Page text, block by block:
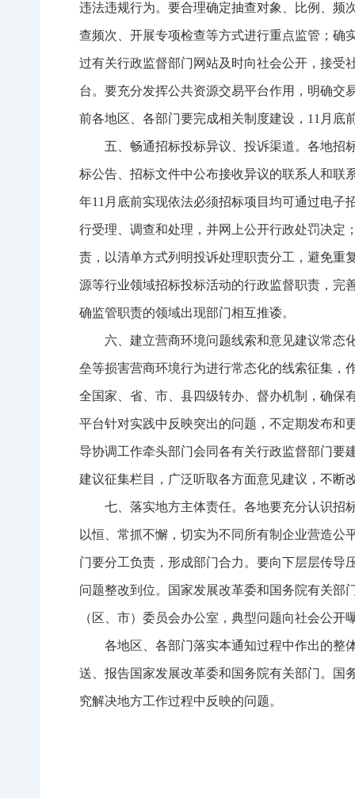
违法违规行为。要合理确定抽查对象、比例、频
查频次、开展专项检查等方式进行重点监管；确
过有关行政监督部门网站及时向社会公开，接受
台。要充分发挥公共资源交易平台作用，明确交
前各地区、各部门要完成相关制度建设，11月底
五、畅通招标投标异议、投诉渠道。各地招
标公告、招标文件中公布接收异议的联系人和联
年11月底前实现依法必须招标项目均可通过电
行受理、调查和处理，并网上公开行政处罚决定
责，以清单方式列明投诉处理职责分工，避免重
源等行业领域招标投标活动的行政监督职责，完
确监管职责的领域出现部门相互推诿。
六、建立营商环境问题线索和意见建议常态
垒等损害营商环境行为进行常态化的线索征集，
全国家、省、市、县四级转办、督办机制，确保
平台针对实践中反映突出的问题，不定期发布和
导协调工作牵头部门会同各有关行政监督部门要
建议征集栏目，广泛听取各方面意见建议，不断
七、落实地方主体责任。各地要充分认识招
以恒、常抓不懈，切实为不同所有制企业营造
门要分工负责，形成部门合力。要向下层层传导
问题整改到位。国家发展改革委和国务院有关部
（区、市）委员会办公室，典型问题向社会公
各地区、各部门落实本通知过程中作出的整
送、报告国家发展改革委和国务院有关部门。国
究解决地方工作过程中反映的问题。